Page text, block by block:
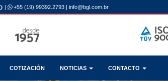
| +55 (19) 99392.2793 | info@bgl.com.br
COTIZACIÓN NOTICIAS CONTACTO